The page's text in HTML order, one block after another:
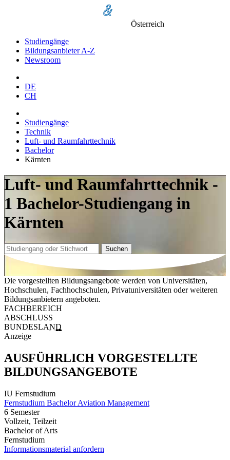
Österreich
Studiengänge
Bildungsanbieter A-Z
Newsroom
DE
CH
Studiengänge
Technik
Luft- und Raumfahrttechnik
Bachelor
Kärnten
Luft- und Raumfahrttechnik -
1 Bachelor-Studiengang in
Kärnten
Suchen
Die vorgestellten Bildungsangebote werden von Universitäten,
Hochschulen, Fachhochschulen, Privatuniversitäten oder weiteren
Bildungsanbietern angeboten.
FACHBEREICH
ABSCHLUSS
BUNDESLAND
Anzeige
AUSFÜHRLICH VORGESTELLTE
BILDUNGSANGEBOTE
IU Fernstudium
Fernstudium Bachelor Aviation Management
6 Semester
Vollzeit, Teilzeit
Bachelor of Arts
Fernstudium
Informationsmaterial anfordern